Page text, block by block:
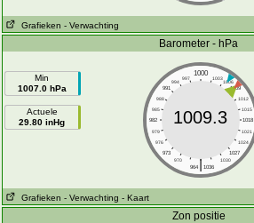
Grafieken - Verwachting
Barometer - hPa
Min
1007.0 hPa
Actuele
29.80 inHg
1000
997 1003
994
1006
991
1009
988
1012
985
1015
982
1018
979
1021
976
1024
973
1027
970
1030
|
964 1036
1009.3
Grafieken - Verwachting - Kaart
Zon positie